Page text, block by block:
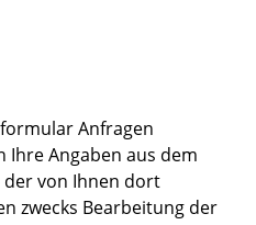
Anfragen
Ihre Angaben aus dem
von Ihnen dort
zwecks Bearbeitung der